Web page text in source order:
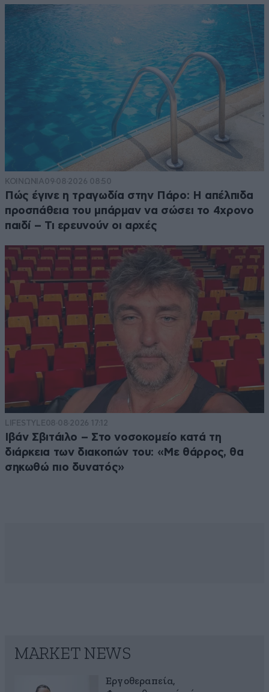
ΚΟΙΝΩΝΙΑ09·08·2026 08:50
Πώς έγινε η τραγωδία στην Πάρο: Η απέλπιδα
προσπάθεια του μπάρμαν να σώσει το 4χρονο
παιδί – Τι ερευνούν οι αρχές
LIFESTYLE08·08·2026 17:12
Ιβάν Σβιτάιλο – Στο νοσοκομείο κατά τη
διάρκεια των διακοπών του: «Με θάρρος, θα
σηκωθώ πιο δυνατός»
MARKET NEWS
Εργοθεραπεία,